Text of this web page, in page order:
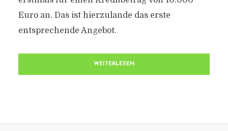
Euro an. Das ist hierzulande das erste
entsprechende Angebot.
WEITERLESEN